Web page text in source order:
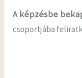
Aképzésbe
csoportjába